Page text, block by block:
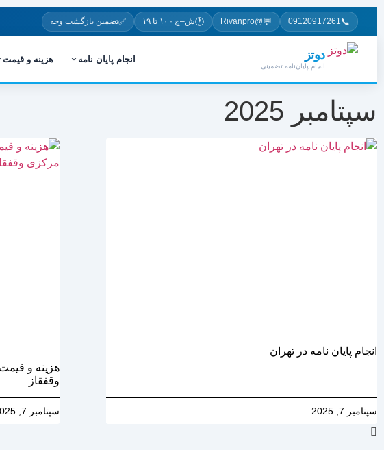
📞
09120917261
💬
@Rivanpro
🕐ش–چ · ۱۰ تا ۱۹ ✅تضمین بازگشت وجه
دوتز
انجام پایان‌نامه تضمینی
انجام پایان نامه هزینه و قیمت
سپتامبر 2025
انجام پایان نامه در تهران
سپتامبر 7, 2025
هزینه و
وقفقاز
سپتامبر 7, 2025